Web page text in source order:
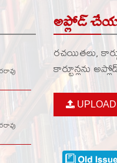
అప్లోడ్
రచయితలు,
కార్టూన్లను
UPLOAD